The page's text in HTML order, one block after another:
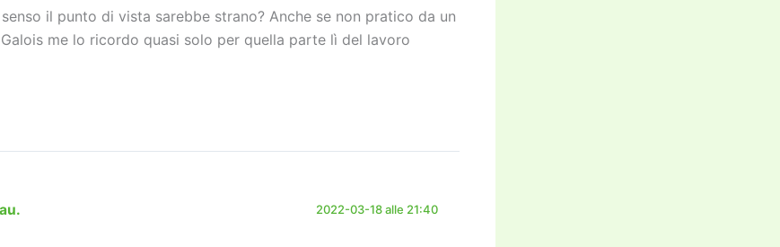
il punto di vista sarebbe strano? Anche se non pratico da un
Galois me lo ricordo quasi solo per quella parte lì del lavoro
2022-03-18 alle 21:40